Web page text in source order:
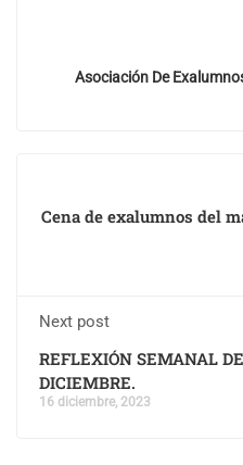
Asociación De
Cena de exalumnos del
Next post
REFLEXIÓN SEMANAL
DICIEMBRE.
16 diciembre, 2023